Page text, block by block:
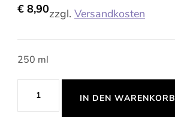
€ 8,90zzgl. Versandkosten
250 ml
Lavendelsirup
Menge
IN DEN WARENKORB